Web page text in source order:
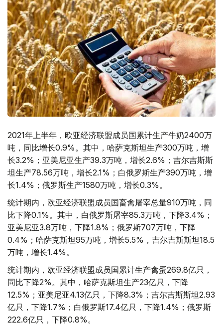
2021年上半年，欧亚经济联盟成员国累计生产牛奶2400万
吨，同比增长0.9%。其中，哈萨克斯坦生产300万吨，增
长3.2%；亚美尼亚生产39.3万吨，增长2.6%；吉尔吉斯斯
坦生产78.56万吨，增长2.1%；白俄罗斯生产390万吨，增
长1.4%；俄罗斯生产1580万吨，增长0.3%。
统计期内，欧亚经济联盟成员国畜禽屠宰总量910万吨，同
比下降0.1%。其中，白俄罗斯屠宰85.3万吨，下降3.4%；
亚美尼亚3.8万吨，下降1.8%；俄罗斯707万吨，下降
0.4%；哈萨克斯坦95万吨，增长5.5%，吉尔吉斯斯坦18.5
万吨，增长1.4%。
统计期内，欧亚经济联盟成员国累计生产禽蛋269.8亿只，
同比下降2%。其中，哈萨克斯坦生产23亿只，下降
12.5%；亚美尼亚4.13亿只，下降8.3%；吉尔吉斯斯坦2.93
亿只，下降1.7%；白俄罗斯17.4亿只，下降1.4%；俄罗斯
222.6亿只，下降0.8%。